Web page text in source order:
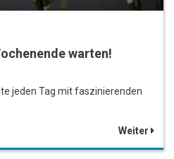
warten!
jeden Tag mit faszinierenden
Weiter